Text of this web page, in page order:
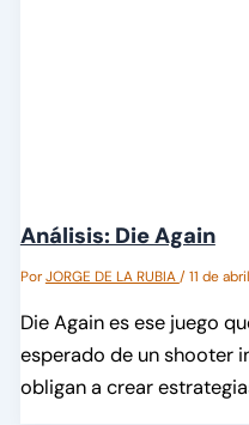
Análisis: Die Again
PorJORGE DE LA RUBIA/11 de
Die Again es ese juego
esperado de un shooter
obligan a crear